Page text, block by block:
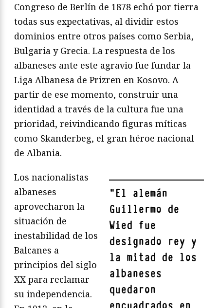
Congreso de Berlín de 1878 echó por tierra
todas sus expectativas, al dividir estos
dominios entre otros países como Serbia,
Bulgaria y Grecia. La respuesta de los
albaneses ante este agravio fue fundar la
Liga Albanesa de Prizren en Kosovo. A
partir de ese momento, construir una
identidad a través de la cultura fue una
prioridad, reivindicando figuras míticas
como Skanderbeg, el gran héroe nacional
de Albania.
"El alemán
Guillermo de
Wied fue
designado rey y
la mitad de los
albaneses
quedaron
Los nacionalistas
albaneses
aprovecharon la
situación de
inestabilidad de los
Balcanes a
principios del siglo
XX para reclamar
su independencia.